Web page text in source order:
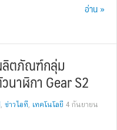
อ่าน »
ลิตภัณฑ์กลุ่ม
นาฬิกา Gear S2
, ข่าวไอที, เทคโนโลยี 4 กันยายน